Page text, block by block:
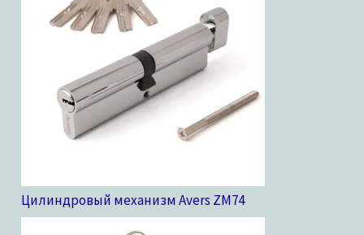
Цилиндровый механизм Avers ZM74